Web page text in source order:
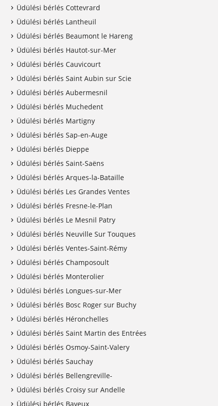
Üdülési bérlés Cottevrard
Üdülési bérlés Lantheuil
Üdülési bérlés Beaumont le Hareng
Üdülési bérlés Hautot-sur-Mer
Üdülési bérlés Cauvicourt
Üdülési bérlés Saint Aubin sur Scie
Üdülési bérlés Aubermesnil
Üdülési bérlés Muchedent
Üdülési bérlés Martigny
Üdülési bérlés Sap-en-Auge
Üdülési bérlés Dieppe
Üdülési bérlés Saint-Saëns
Üdülési bérlés Arques-la-Bataille
Üdülési bérlés Les Grandes Ventes
Üdülési bérlés Fresne-le-Plan
Üdülési bérlés Le Mesnil Patry
Üdülési bérlés Neuville Sur Touques
Üdülési bérlés Ventes-Saint-Rémy
Üdülési bérlés Champosoult
Üdülési bérlés Monterolier
Üdülési bérlés Longues-sur-Mer
Üdülési bérlés Bosc Roger sur Buchy
Üdülési bérlés Héronchelles
Üdülési bérlés Saint Martin des Entrées
Üdülési bérlés Osmoy-Saint-Valery
Üdülési bérlés Sauchay
Üdülési bérlés Bellengreville-
Üdülési bérlés Croisy sur Andelle
Üdülési bérlés Bayeux